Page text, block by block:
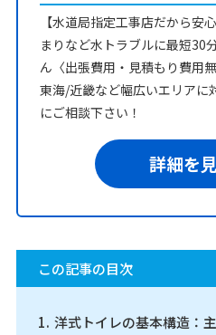
【水道局指定工事店だから安
まりなど水トラブルに最短30
ん〈出張費用・見積もり費用
東海/近畿など幅広いエリアに
にご相談下さい！
詳細を
この記事の目次
洋式トイレの基本構造：